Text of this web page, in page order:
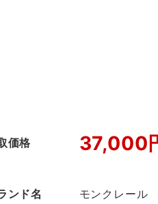
価格 37,000
ンド名 モンクレール